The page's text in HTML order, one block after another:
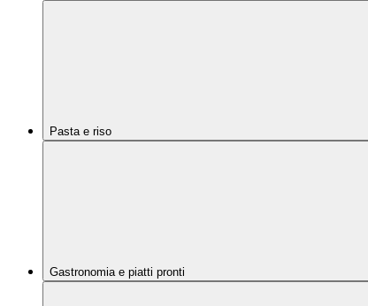
Pasta e riso
Gastronomia e piatti pronti